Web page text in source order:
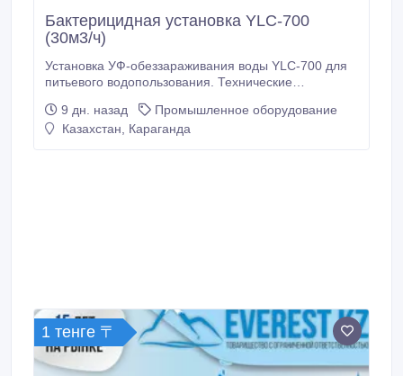
Бактерицидная установка YLC-700
(30м3/ч)
Установка УФ-обеззараживания воды YLC-700 для
питьевого водопользования. Технические
Давление, кгс/см2 (min…max): 2…6
Гидравлическое сопротивление в установке, кгс/
9 дн. назад
Промышленное оборудование
Казахстан, Караганда
1 тенге 〒